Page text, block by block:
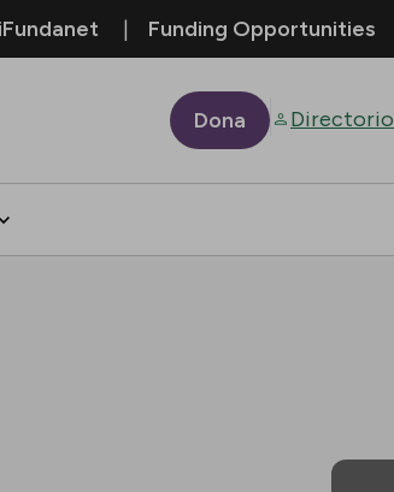
iFundanet Funding Opportunities
Dona Directorio